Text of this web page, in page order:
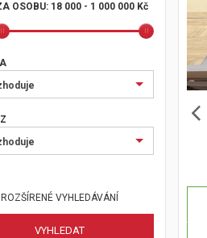
OSOBU: 18 000 - 1 000 000 Kč
ROZŠÍRENÉ VYHLEDÁVÁNÍ